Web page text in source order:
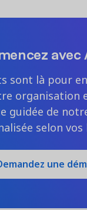
avec
sont là pour
organisation
guidée de
selon vos
une